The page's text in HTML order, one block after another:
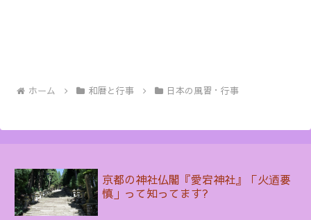
ホーム 和暦と行事 日本の風習・行事
京都の神社仏閣『愛宕神社』「火迺要
慎」って知ってます?